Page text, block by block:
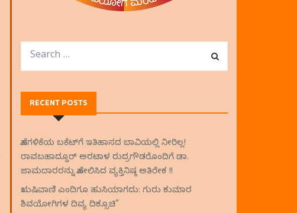
RECENT POSTS
ಹೊಗಳಿಕೆಯ ಬಕೆಟ್‌ಗೆ ಇತಿಹಾಸದ ಬಾವಿಯಲ್ಲಿ ನೀರಿಲ್ಲ!
ರಾವಬಹಾದ್ದೂರ್ ಅರಟಾಳ ರುದ್ರಗೌಡರೊಂದಿಗೆ ಡಾ.
ಜಾಮದಾರರನ್ನು ಹೋಲಿಸಿದ ವ್ಯಕ್ತಿನಿಷ್ಠ ಅತಿರೇಕ !!
ಋಷಿವಾಣಿ ಎಂದಿಗೂ ಹುಸಿಯಾಗದು: ಗುರು ಕುಮಾರ
ಶಿವಯೋಗಿಗಳ ದಿವ್ಯ ದಿಕ್ಸೂಚಿ”